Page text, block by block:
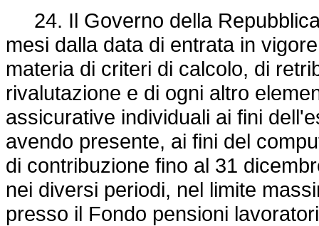
24. Il Governo della
mesi dalla data di entrata in
materia di criteri di calcolo, di
rivalutazione e di ogni altro
assicurative individuali ai fini
avendo presente, ai fini del
di contribuzione fino al 31
nei diversi periodi, nel limite
presso il Fondo pensioni